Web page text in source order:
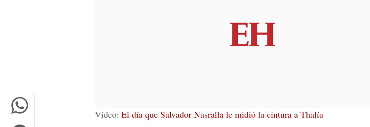
Video: El día que Salvador Nasralla le midió la cintura a Thalía